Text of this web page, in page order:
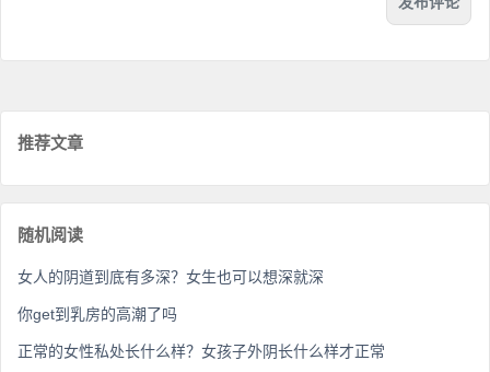
推荐文章
随机阅读
女人的阴道到底有多深？女生也可以想深就深
你get到乳房的高潮了吗
正常的女性私处长什么样？女孩子外阴长什么样才正常